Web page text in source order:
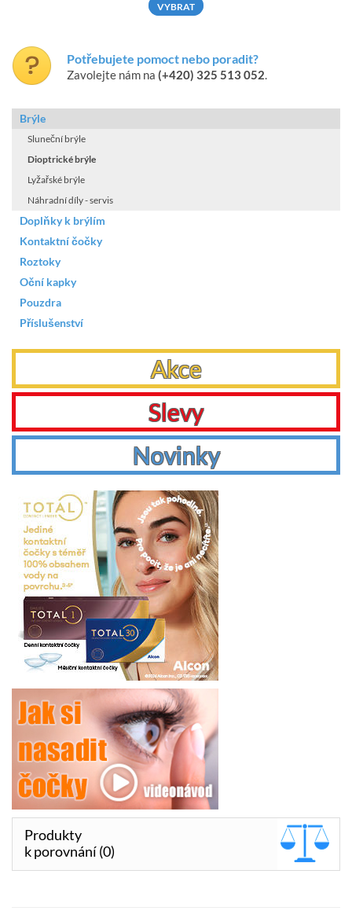
VYBRAT
Potřebujete pomoct nebo poradit?
Zavolejte nám na (+420) 325 513 052.
Brýle
Sluneční brýle
Dioptrické brýle
Lyžařské brýle
Náhradní díly - servis
Doplňky k brýlím
Kontaktní čočky
Roztoky
Oční kapky
Pouzdra
Příslušenství
Akce
Slevy
Novinky
Produkty
k porovnání (0)